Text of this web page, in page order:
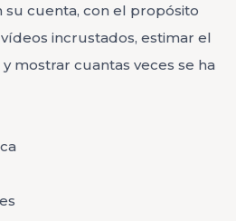
su cuenta, con el propósito
incrustados, estimar el
mostrar cuantas veces se ha